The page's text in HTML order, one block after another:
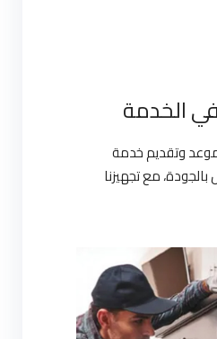
الخدمة
وتقديم خدمة
مع تجهيزنا